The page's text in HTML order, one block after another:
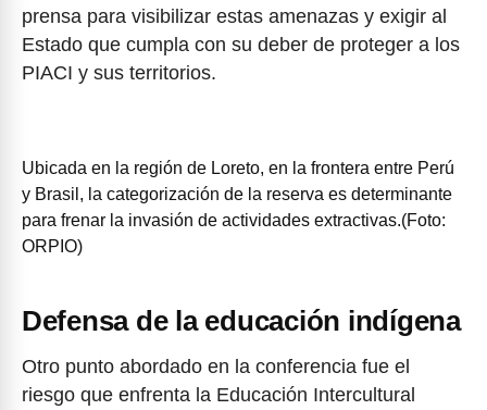
prensa para visibilizar estas amenazas y exigir al
Estado que cumpla con su deber de proteger a los
PIACI y sus territorios.
Ubicada en la región de Loreto, en la frontera entre Perú
y Brasil, la categorización de la reserva es determinante
para frenar la invasión de actividades extractivas.(Foto:
ORPIO)
Defensa de la educación indígena
Otro punto abordado en la conferencia fue el
riesgo que enfrenta la Educación Intercultural